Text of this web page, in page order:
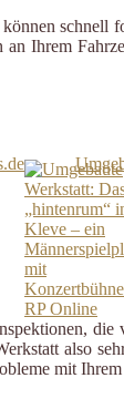
Ihrem
also
mit